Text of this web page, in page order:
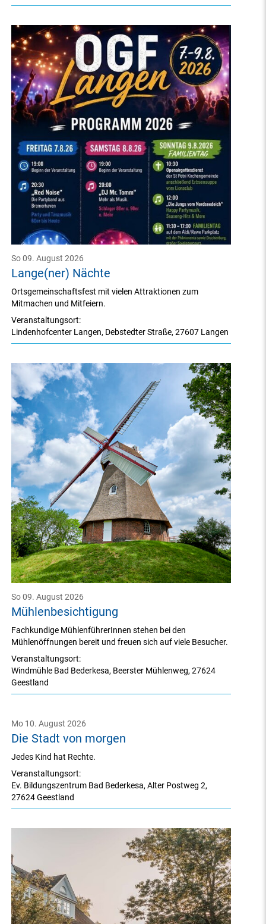
Lange(ner) Nächte
So 09. August 2026
Veranstaltungsort:
Lindenhofcenter Langen, Debstedter Straße,27607 Langen
Ortsgemeinschaftsfest mit vielen Attraktionen zum
Mitmachen und Mitfeiern.
Mühlenbesichtigung
So 09. August 2026
Veranstaltungsort:
Windmühle Bad Bederkesa, Beerster Mühlenweg,27624
Geestland
Fachkundige MühlenführerInnen stehen bei den
Mühlenöffnungen bereit und freuen sich auf viele Besucher.
Die Stadt von morgen
Mo 10. August 2026
Veranstaltungsort:
Ev. Bildungszentrum Bad Bederkesa,Alter Postweg 2,
27624 Geestland
Jedes Kind hat Rechte.